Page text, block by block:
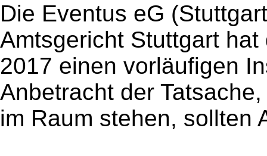
Die Eventus eG
Amtsgericht Stuttgart
2017 einen vorläufigen
Anbetracht der
im Raum stehen, sollten